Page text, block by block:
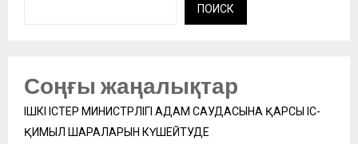
ПОИСК
Соңғы жаңалықтар
ІШКІ ІСТЕР МИНИСТРЛІГІ АДАМ САУДАСЫНА ҚАРСЫ ІС-
ҚИМЫЛ ШАРАЛАРЫН КҮШЕЙТУДЕ